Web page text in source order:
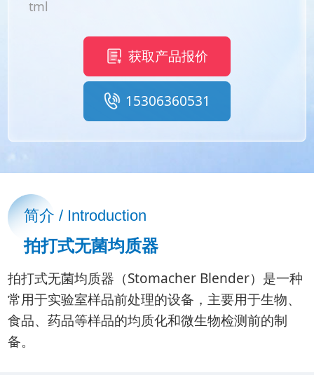
tml
获取产品报价
15306360531
简介 / Introduction
拍打式无菌均质器
拍打式无菌均质器（Stomacher Blender）是一种
常用于实验室样品前处理的设备，主要用于生物、
食品、药品等样品的均质化和微生物检测前的制
备。